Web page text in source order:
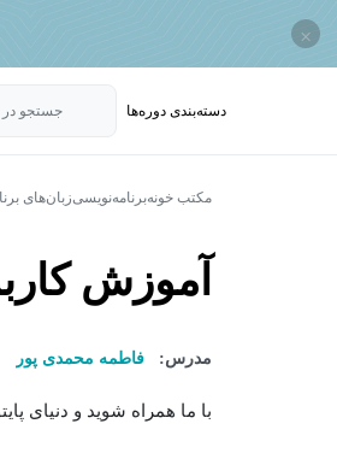
×
دسته‌بندی‌ دوره‌ها جستجو در
مکتب خونهبرنامه‌نویسیزبان‌های
آموزش
مدرس: فاطمه محمدی پور
با ما همراه شوید و دنیای